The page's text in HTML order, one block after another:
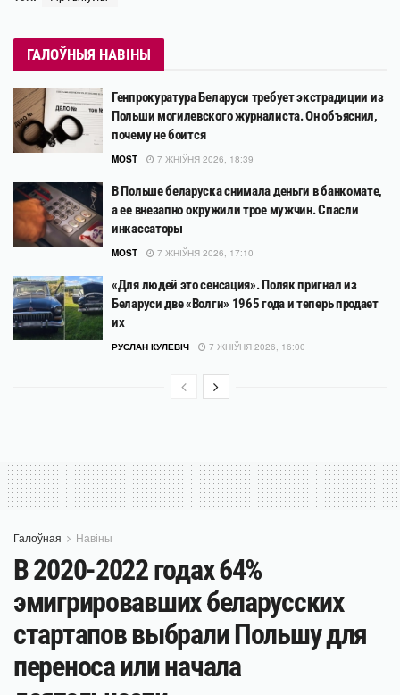
ГАЛОЎНЫЯ НАВІНЫ
Генпрокуратура Беларуси требует экстрадиции из
Польши могилевского журналиста. Он объяснил,
почему не боится
MOST 7 ЖНІЎНЯ 2026, 18:39
В Польше беларуска снимала деньги в банкомате,
а ее внезапно окружили трое мужчин. Спасли
инкассаторы
MOST 7 ЖНІЎНЯ 2026, 17:10
«Для людей это сенсация». Поляк пригнал из
Беларуси две «Волги» 1965 года и теперь продает
их
РУСЛАН КУЛЕВІЧ 7 ЖНІЎНЯ 2026, 16:00
Галоўная Навіны
В 2020-2022 годах 64%
эмигрировавших беларусских
стартапов выбрали Польшу для
переноса или начала